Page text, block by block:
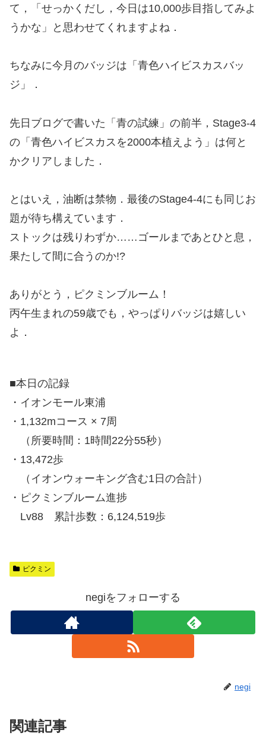
て，「せっかくだし，今日は10,000歩目指してみよ
うかな」と思わせてくれますよね．
ちなみに今月のバッジは「青色ハイビスカスバッ
ジ」．
先日ブログで書いた「青の試練」の前半，Stage3-4
の「青色ハイビスカスを2000本植えよう」は何と
かクリアしました．
とはいえ，油断は禁物．最後のStage4-4にも同じお
題が待ち構えています．
ストックは残りわずか……ゴールまであとひと息，
果たして間に合うのか!?
ありがとう，ピクミンブルーム！
丙午生まれの59歳でも，やっぱりバッジは嬉しい
よ．
■本日の記録
・イオンモール東浦
・1,132mコース × 7周
（所要時間：1時間22分55秒）
・13,472歩
（イオンウォーキング含む1日の合計）
・ピクミンブルーム進捗
Lv88 累計歩数：6,124,519歩
ピクミン
negiをフォローする
negi
関連記事